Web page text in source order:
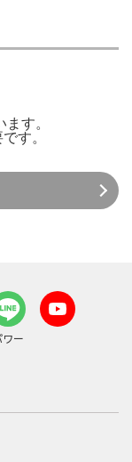
す。
す。
ワー